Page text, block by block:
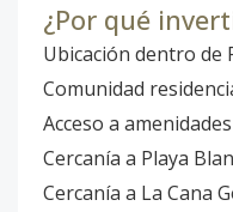
¿Por qué
Ubicación dentro de
Comunidad
Acceso a
Cercanía a Playa
Cercanía a La Cana